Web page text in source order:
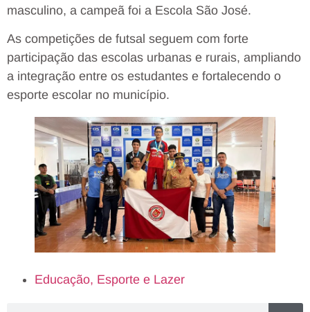
masculino, a campeã foi a Escola São José.
As competições de futsal seguem com forte
participação das escolas urbanas e rurais, ampliando
a integração entre os estudantes e fortalecendo o
esporte escolar no município.
Educação, Esporte e Lazer